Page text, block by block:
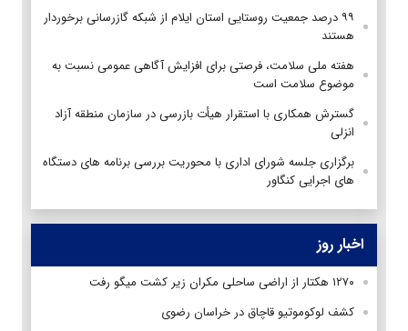
۹۹ درصد جمعیت روستایی استان ایلام از شبکه گازرسانی برخوردار
هستند
هفته ملی سلامت، فرصتی برای افزایش آگاهی عمومی نسبت به
موضوع سلامت است
گسترش همكاری با استقرار هیأت بازرسی در سازمان منطقه آزاد
انزلی
برگزاری جلسه شورای اداری با محوریت بررسی برنامه های دستگاه
های اجرایی کنگاور
اخبار روز
۱۲۷۰ هکتار از اراضی ساحلی مکران زیر کشت میگو رفت
کشف لوکوموتیو قاچاق در خراسان رضوی